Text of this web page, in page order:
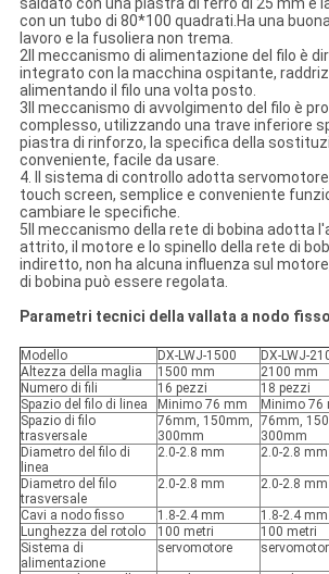
saldato con una piastra di ferro di 25 mm e
con un tubo di 80*100 quadrati.Ha una
lavoro e la fusoliera non trema.
2Il meccanismo di alimentazione del filo è
integrato con la macchina ospitante,
alimentando il filo una volta posto.
3Il meccanismo di avvolgimento del filo è
complesso, utilizzando una trave inferiore
piastra di rinforzo, la specifica della
conveniente, facile da usare.
4. Il sistema di controllo adotta
touch screen, semplice e conveniente
cambiare le specifiche.
5Il meccanismo della rete di bobina adotta
attrito, il motore e lo spinello della rete di
indiretto, non ha alcuna influenza sul
di bobina può essere regolata.
Parametri tecnici della vallata a nodo
Modello DX-LWJ-1500 DX-LWJ-
Altezza della maglia
1500 mm 2100 mm
Numero di fili
16 pezzi 18 pezzi
Spazio del filo di linea
Minimo 76 mm Minimo 76
Spazio di filo
trasversale
76mm, 150mm,
300mm
76mm,
300mm
Diametro del filo di
linea
2.0-2.8 mm 2.0-2.8 mm
Diametro del filo
trasversale
2.0-2.8 mm 2.0-2.8 mm
Cavi a nodo fisso 1.8-2.4 mm 1.8-2.4 mm
Lunghezza del rotolo
100 metri 100 metri
Sistema di
alimentazione
servomotore